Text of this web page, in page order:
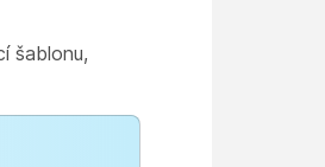
šablonu,